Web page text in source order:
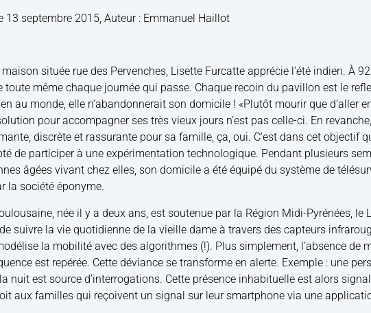
13 septembre 2015, Auteur : Emmanuel Haillot
située rue des Pervenches, Lisette Furcatte apprécie l’été indien. À
toute même chaque journée qui passe. Chaque recoin du pavillon est le
au monde, elle n’abandonnerait son domicile ! «Plutôt mourir que d’aller
pour accompagner ses très vieux jours n’est pas celle-ci. En
discrète et rassurante pour sa famille, ça, oui. C’est dans cet objectif
de participer à une expérimentation technologique. Pendant plusieurs
âgées vivant chez elles, son domicile a été équipé du système de
la société éponyme.
née il y a deux ans, est soutenue par la Région Midi-Pyrénées, le
suivre la vie quotidienne de la vieille dame à travers des capteurs
la mobilité avec des algorithmes (!). Plus simplement, l’absence de
est repérée. Cette déviance se transforme en alerte. Exemple : une
nuit est source d’interrogations. Cette présence inhabituelle est alors
aux familles qui reçoivent un signal sur leur smartphone via une